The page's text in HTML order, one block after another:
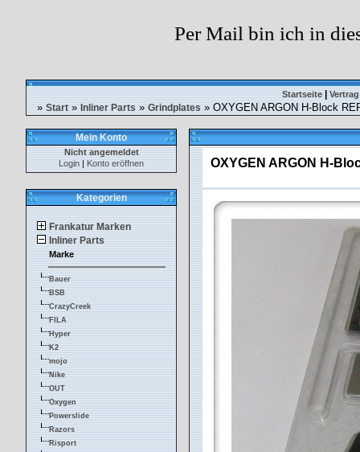
Per Mail bin ich in
Startseite
» Start » Inliner Parts » Grindplates » OXYGEN ARGON H-Block
Mein Konto
Nicht angemeldet
Login | Konto eröffnen
Kategorien
Frankatur Marken
Inliner Parts
Marke
Bauer
BSB
CrazyCreek
FILA
Hyper
K2
mojo
Nike
OUT
Oxygen
Powerslide
Razors
Risport
OXYGEN ARGON H-